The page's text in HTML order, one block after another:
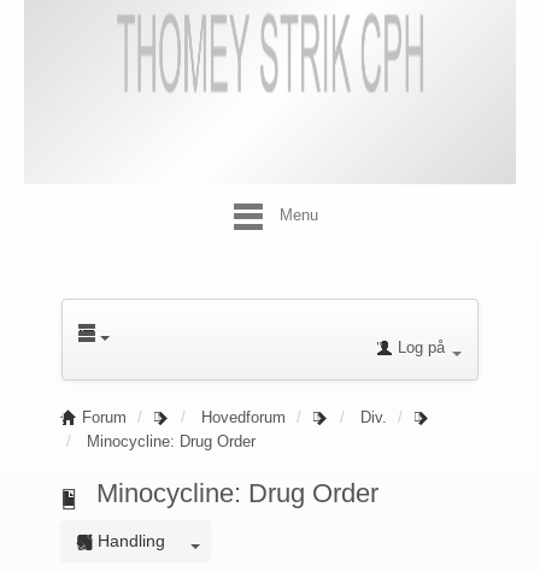
Menu
Log på
Forum Hovedforum
Div.
Minocycline: Drug Order
Minocycline: Drug Order
Handling